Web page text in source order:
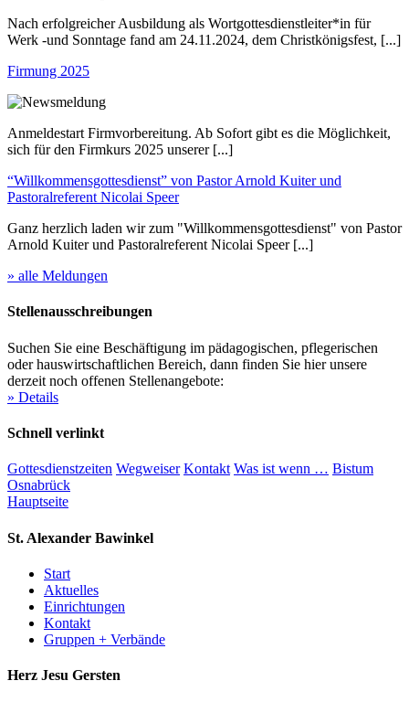
Nach erfolgreicher Ausbildung als Wortgottesdienstleiter*in für
Werk -und Sonntage fand am 24.11.2024, dem Christkönigsfest, [...]
Firmung 2025
Anmeldestart Firmvorbereitung. Ab Sofort gibt es die Möglichkeit,
sich für den Firmkurs 2025 unserer [...]
“Willkommensgottesdienst” von Pastor Arnold Kuiter und
Pastoralreferent Nicolai Speer
Ganz herzlich laden wir zum "Willkommensgottesdienst" von Pastor
Arnold Kuiter und Pastoralreferent Nicolai Speer [...]
» alle Meldungen
Stellenausschreibungen
Suchen Sie eine Beschäftigung im pädagogischen, pflegerischen
oder hauswirtschaftlichen Bereich, dann finden Sie hier unsere
derzeit noch offenen Stellenangebote:
» Details
Schnell verlinkt
Gottesdienstzeiten Wegweiser Kontakt Was ist wenn … Bistum
Osnabrück
Hauptseite
St. Alexander Bawinkel
Start
Aktuelles
Einrichtungen
Kontakt
Gruppen + Verbände
Herz Jesu Gersten